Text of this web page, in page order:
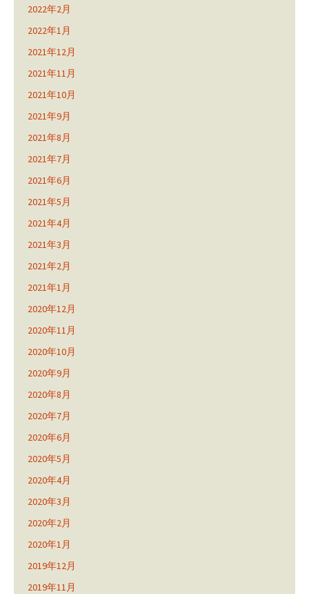
2022年2月
2022年1月
2021年12月
2021年11月
2021年10月
2021年9月
2021年8月
2021年7月
2021年6月
2021年5月
2021年4月
2021年3月
2021年2月
2021年1月
2020年12月
2020年11月
2020年10月
2020年9月
2020年8月
2020年7月
2020年6月
2020年5月
2020年4月
2020年3月
2020年2月
2020年1月
2019年12月
2019年11月